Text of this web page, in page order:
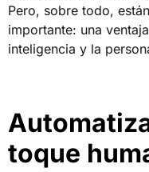
Pero, sobre todo,
importante: una
inteligencia y la
toque